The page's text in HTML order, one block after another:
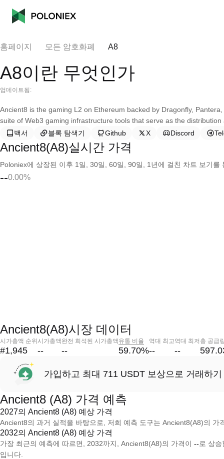
홈페이지 모든 암호화폐 A8
A8이란 무엇인가
업데이트됨:
Ancient8 is the gaming L2 on Ethereum backed by Dragonfly,
suite of Web3 gaming infrastructure tools that serve as the
백서
블록 탐색기 Github X Discord
Ancient8(A8)실시간 가격
Poloniex에 상장된 이후 1일, 30일, 60일, 90일, 1년에 걸친 차트 보기
--0.00%
Ancient8(A8)시장 데이터
시가총액 순위
#1,945
시가총액
--
완전 희석된 시가총액
--
유통 비율
59.70%
역대 최고
--
역대 최저
--
총 공급
가입하고 최대 711 USDT 보상으로 거래하기
Ancient8 (A8) 가격 예측
2027의 Ancient8 (A8) 예상 가격
Ancient8의 과거 실적을 바탕으로, 저희 예측 도구는 Ancient8(A8)의 가
2032의 Ancient8 (A8) 예상 가격
가장 최근의 예측에 따르면, 2032까지, Ancient8(A8)의 가격이 --로 상
입니다.